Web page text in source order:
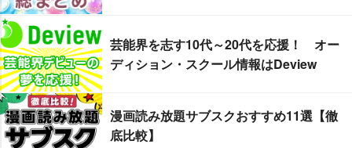
芸能界を志す10代～20代を応援！ オー
ディション・スクール情報はDeview
漫画読み放題サブスクおすすめ11選【徹
底比較】